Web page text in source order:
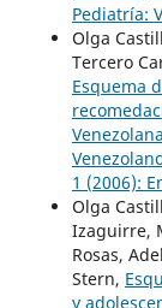
Pediatría:
Olga
Tercero
Esquema
1 (2006):
Olga
Izaguirre,
Rosas,
Stern,
y